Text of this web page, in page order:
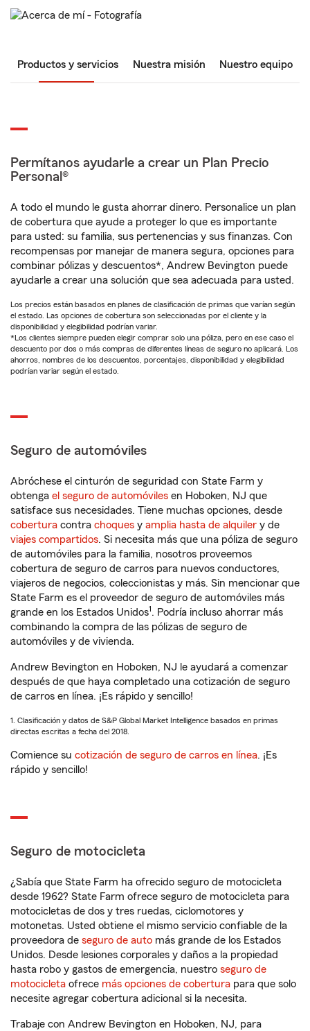
Productos y servicios Nuestra misión Nuestro equipo
Permítanos ayudarle a crear un Plan Precio
Personal®
A todo el mundo le gusta ahorrar dinero. Personalice un plan
de cobertura que ayude a proteger lo que es importante
para usted: su familia, sus pertenencias y sus finanzas. Con
recompensas por manejar de manera segura, opciones para
combinar pólizas y descuentos*, Andrew Bevington puede
ayudarle a crear una solución que sea adecuada para usted.
Los precios están basados en planes de clasificación de primas que varían según
el estado. Las opciones de cobertura son seleccionadas por el cliente y la
disponibilidad y elegibilidad podrían variar.
*Los clientes siempre pueden elegir comprar solo una póliza, pero en ese caso el
descuento por dos o más compras de diferentes líneas de seguro no aplicará. Los
ahorros, nombres de los descuentos, porcentajes, disponibilidad y elegibilidad
podrían variar según el estado.
Seguro de automóviles
Abróchese el cinturón de seguridad con State Farm y
obtenga el seguro de automóviles en Hoboken, NJ que
satisface sus necesidades. Tiene muchas opciones, desde
cobertura contra choques y amplia hasta de alquiler y de
viajes compartidos. Si necesita más que una póliza de seguro
de automóviles para la familia, nosotros proveemos
cobertura de seguro de carros para nuevos conductores,
viajeros de negocios, coleccionistas y más. Sin mencionar que
State Farm es el proveedor de seguro de automóviles más
grande en los Estados Unidos1 . Podría incluso ahorrar más
combinando la compra de las pólizas de seguro de
automóviles y de vivienda.
Andrew Bevington en Hoboken, NJ le ayudará a comenzar
después de que haya completado una cotización de seguro
de carros en línea. ¡Es rápido y sencillo!
1. Clasificación y datos de S&P Global Market Intelligence basados en primas
directas escritas a fecha del 2018.
Comience su cotización de seguro de carros en línea. ¡Es
rápido y sencillo!
Seguro de motocicleta
¿Sabía que State Farm ha ofrecido seguro de motocicleta
desde 1962? State Farm ofrece seguro de motocicleta para
motocicletas de dos y tres ruedas, ciclomotores y
motonetas. Usted obtiene el mismo servicio confiable de la
proveedora de seguro de auto más grande de los Estados
Unidos. Desde lesiones corporales y daños a la propiedad
hasta robo y gastos de emergencia, nuestro seguro de
motocicleta ofrece más opciones de cobertura para que solo
necesite agregar cobertura adicional si la necesita.
Trabaje con Andrew Bevington en Hoboken, NJ, para